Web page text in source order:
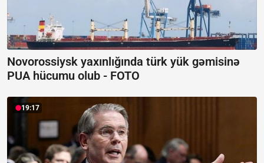
Novorossiysk yaxınlığında türk yük gəmisinə
PUA hücumu olub - FOTO
19:17